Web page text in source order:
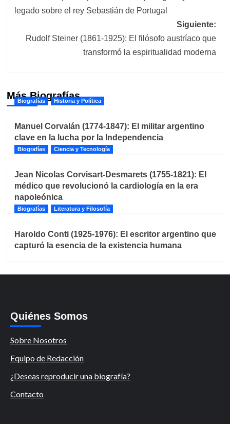
entradas
legado sobre el rey Sebastián de Portugal
Siguiente:
Rudolf Steiner (1861-1925): El filósofo austríaco que
transformó la espiritualidad moderna
Más Biografías
Biografías Historia y Política
Manuel Corvalán (1774-1847): El militar argentino
clave en la lucha por la Independencia
Biografías Ciencia y Tecnología
Jean Nicolas Corvisart-Desmarets (1755-1821): El
médico que revolucionó la cardiología en la era
napoleónica
Biografías Literatura y Filosofía
Haroldo Conti (1925-1976): El escritor argentino que
capturó la esencia de la existencia humana
Quiénes Somos
Sobre Nosotros
Equipo de Redacción
¿Deseas reproducir una biografía?
Contacto